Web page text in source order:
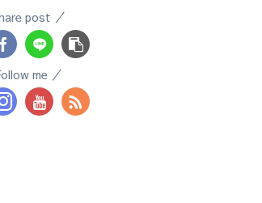
post
me